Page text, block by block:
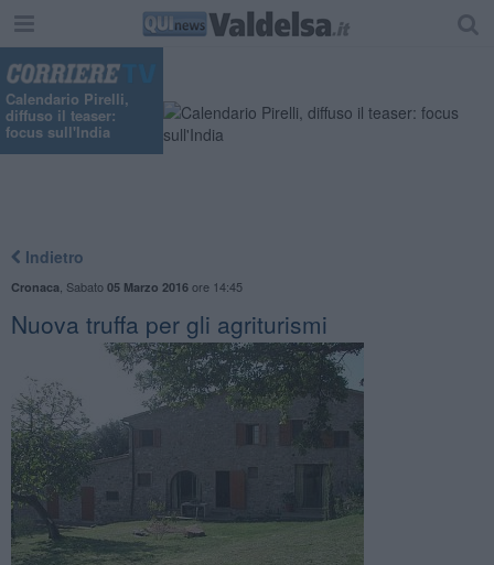
Calendario Pirelli,
diffuso il teaser:
focus sull'India
Indietro
Cronaca Sabato 05 Marzo 2016ore 14:45
Nuova truffa per gli agriturismi